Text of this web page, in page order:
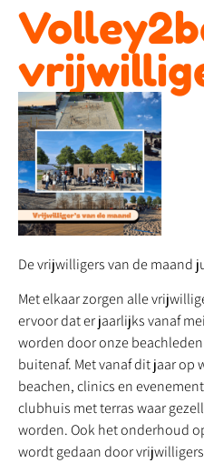
De vrijwilligers van de maand
Met elkaar zorgen alle
ervoor dat er jaarlijks vanaf
worden door onze
buitenaf. Met vanaf dit jaar op
beachen, clinics en
clubhuis met terras waar
worden. Ook het onderhoud
wordt gedaan door